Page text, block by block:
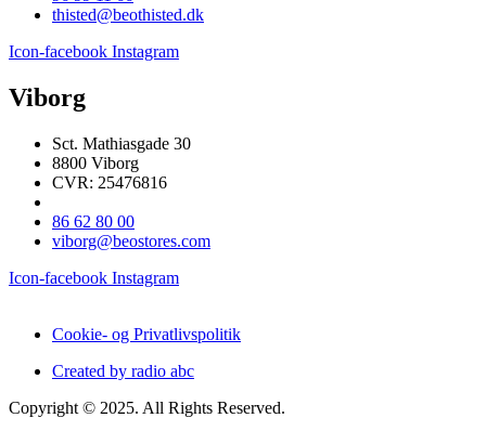
thisted@beothisted.dk
Icon-facebook Instagram
Viborg
Sct. Mathiasgade 30
8800 Viborg
CVR: 25476816
86 62 80 00
viborg@beostores.com
Icon-facebook Instagram
Cookie- og Privatlivspolitik
Created by radio abc
Copyright © 2025. All Rights Reserved.